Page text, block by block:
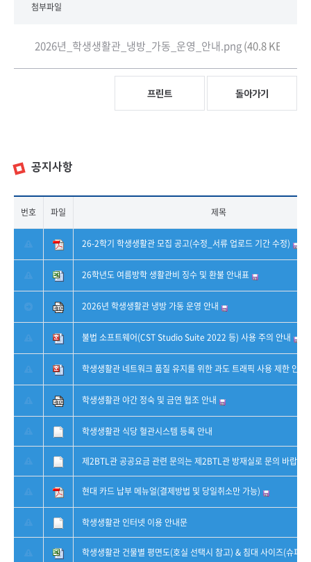
첨부파일
2026년_학생생활관_냉방_가동_운영_안내.png(40.8 KB)
프린트 돌아가기
공지사항
번호 파일 제목
26-2학기 학생생활관 모집 공고(수정_서류 업로드 기간 수정)
26학년도 여름방학 생활관비 징수 및 환불 안내표
2026년 학생생활관 냉방 가동 운영 안내
불법 소프트웨어(CST Studio Suite 2022 등) 사용 주의 안내
학생생활관 네트워크 품질 유지를 위한 과도 트래픽 사용 제한 안내
학생생활관 야간 정숙 및 금연 협조 안내
학생생활관 식당 혈관시스템 등록 안내
제2BTL관 공공요금 관련 문의는 제2BTL관 방재실로 문의 바랍니
현대 카드 납부 메뉴얼(결제방법 및 당일취소만 가능)
학생생활관 인터넷 이용 안내문
학생생활관 건물별 평면도(호실 선택시 참고) & 침대 사이즈(슈퍼